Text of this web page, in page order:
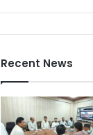
Recent News